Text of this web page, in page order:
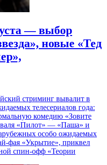
— выбор
новые «Тед
стриминг вывалит в
телесериалов года:
комедию «Зовите
«Пилот» — «Паша» и
особо ожидаемых
фая «Укрытие», приквел
спин-офф «Теории